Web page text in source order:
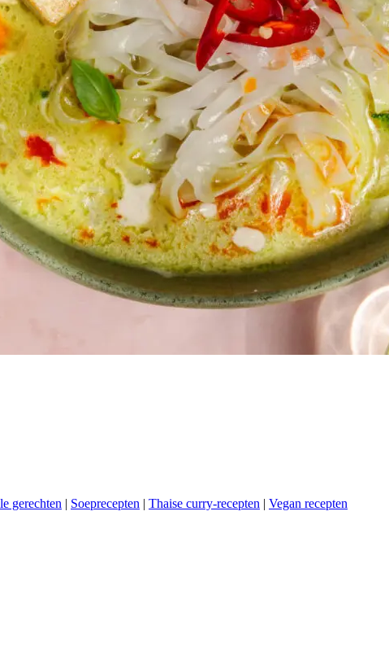
gerechten | Soeprecepten | Thaise curry-recepten | Vegan recepten